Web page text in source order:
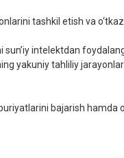
tashkil etish va
intelektdan
yakuniy tahliliy
bajarish hamda